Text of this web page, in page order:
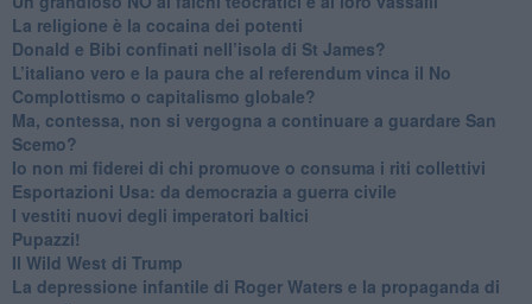
La religione è la cocaina dei potenti
Donald e Bibi confinati nell’isola di St James?
L’italiano vero e la paura che al referendum vinca il No
​Complottismo o capitalismo globale?
​Ma, contessa, non si vergogna a continuare a guardare San
Scemo?
​Io non mi fiderei di chi promuove o consuma i riti collettivi
Esportazioni Usa: da democrazia a guerra civile
​I vestiti nuovi degli imperatori baltici
​Pupazzi!
​Il Wild West di Trump
​La depressione infantile di Roger Waters e la propaganda di